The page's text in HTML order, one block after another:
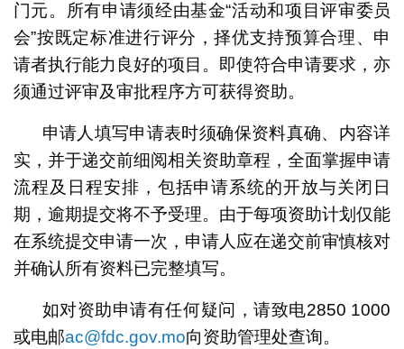
门元。所有申请须经由基金“活动和项目评审委员
会”按既定标准进行评分，择优支持预算合理、申
请者执行能力良好的项目。即使符合申请要求，亦
须通过评审及审批程序方可获得资助。
申请人填写申请表时须确保资料真确、内容详
实，并于递交前细阅相关资助章程，全面掌握申请
流程及日程安排，包括申请系统的开放与关闭日
期，逾期提交将不予受理。由于每项资助计划仅能
在系统提交申请一次，申请人应在递交前审慎核对
并确认所有资料已完整填写。
如对资助申请有任何疑问，请致电2850 1000
或电邮ac@fdc.gov.mo向资助管理处查询。